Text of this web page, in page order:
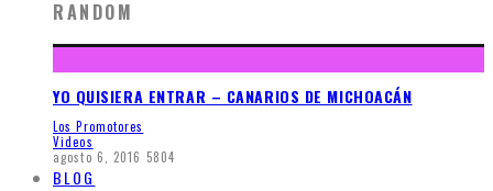
RANDOM
YO QUISIERA ENTRAR – CANARIOS DE MICHOACÁN
Los Promotores
Videos
agosto 6, 2016 5804
BLOG